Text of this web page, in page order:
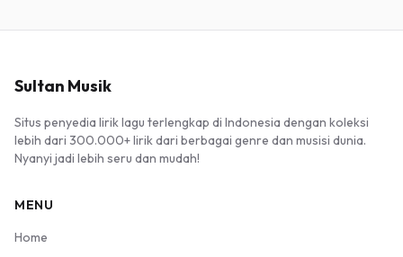
Sultan Musik
Situs penyedia lirik lagu terlengkap di Indonesia dengan koleksi
lebih dari 300.000+ lirik dari berbagai genre dan musisi dunia.
Nyanyi jadi lebih seru dan mudah!
MENU
Home